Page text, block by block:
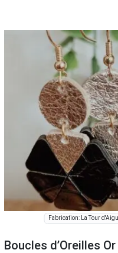
Fabrication: La Tour
Boucles d’Oreilles